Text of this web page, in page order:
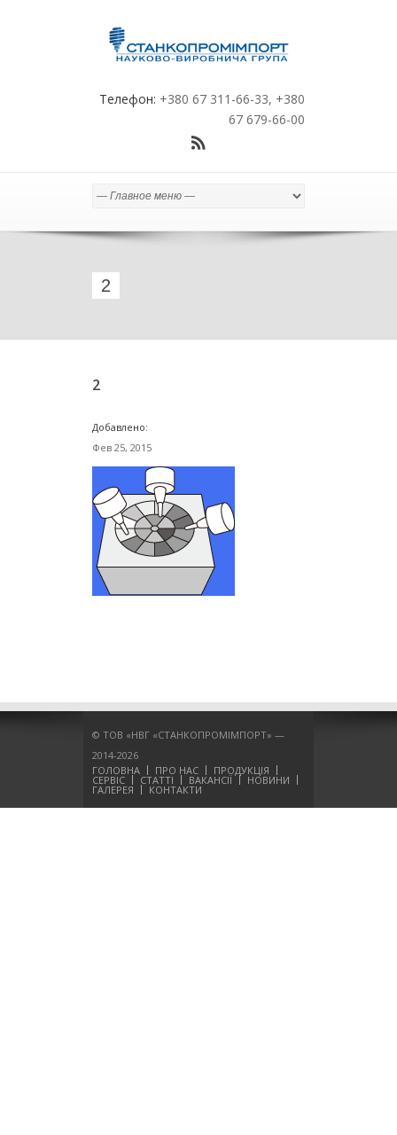
Телефон: +380 67 311-66-33, +380
67 679-66-00
2
2
Добавлено:
Фев 25, 2015
© ТОВ «НВГ «СТАНКОПРОМІМПОРТ» —
2014-2026
ГОЛОВНА
ПРО НАС ПРОДУКЦІЯ
СЕРВІС СТАТТІ ВАКАНСІЇ НОВИНИ
ГАЛЕРЕЯ КОНТАКТИ